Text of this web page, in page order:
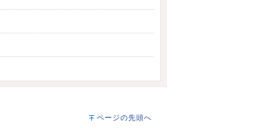
ページの先頭へ